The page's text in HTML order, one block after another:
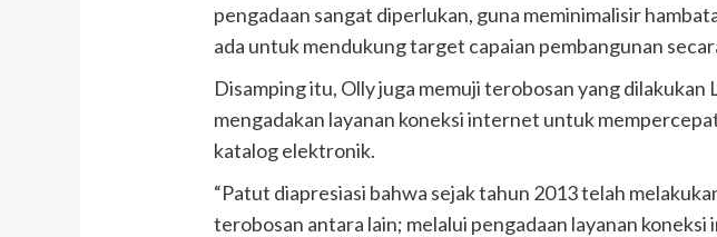
pengadaan sangat diperlukan, guna meminimalisir
ada untuk mendukung target capaian pembangunan
Disamping itu, Olly juga memuji terobosan yang dilakukan
mengadakan layanan koneksi internet untuk
katalog elektronik.
“Patut diapresiasi bahwa sejak tahun 2013 telah
terobosan antara lain; melalui pengadaan layanan koneksi